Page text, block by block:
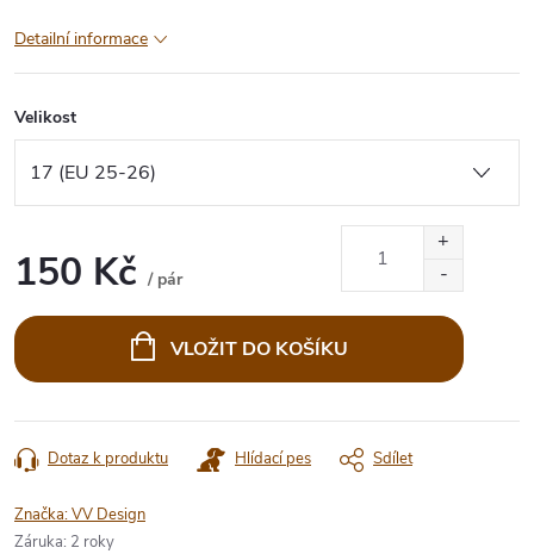
Detailní informace
Velikost
150 Kč / pár
cena:
VLOŽIT DO KOŠÍKU
Dotaz k produktu Hlídací pes Sdílet
Značka:VV Design
Záruka: 2 roky